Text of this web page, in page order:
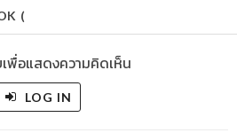
(
เพื่อแสดงความคิดเห็น
LOG IN